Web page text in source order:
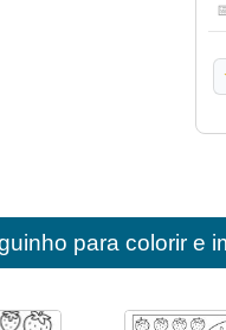
para colorir e